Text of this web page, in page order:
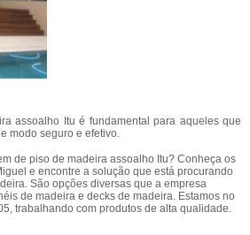
assoalho Itu é fundamental para aqueles que
modo seguro e efetivo.
de piso de madeira assoalho Itu? Conheça os
e encontre a solução que está procurando
São opções diversas que a empresa
de madeira e decks de madeira. Estamos no
trabalhando com produtos de alta qualidade.